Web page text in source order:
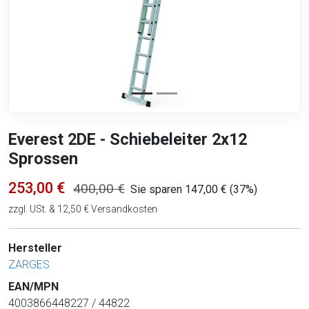
Everest 2DE - Schiebeleiter 2x12
Sprossen
253,00 € 400,00 € Sie sparen 147,00 € (37%)
zzgl. USt. & 12,50 € Versandkosten
Hersteller
ZARGES
EAN/MPN
4003866448227 / 44822